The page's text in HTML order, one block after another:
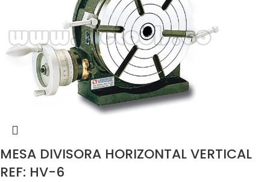
MESA DIVISORA HORIZONTAL VERTICAL
REF: HV-6